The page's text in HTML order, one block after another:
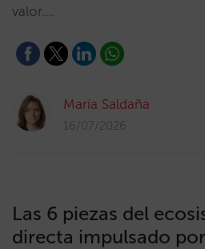
valor.…
María Saldaña
16/07/2026
Las 6 piezas del
directa impulsado